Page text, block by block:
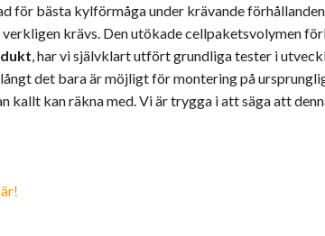
för bästa kylförmåga under krävande
krävs. Den utökade cellpaketsvolymen
, har vi självklart utfört grundliga tester i
det bara är möjligt för montering på
kan räkna med. Vi är trygga i att säga att